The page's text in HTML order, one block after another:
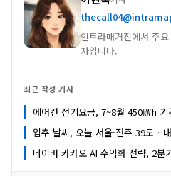
인트라매거진에서 주
자입니다.
최근 작성 기사
에어컨 전기요금, 7~8월 450㎾h 기
입추 날씨, 오늘 서울·전주 39도…
네이버 카카오 AI 수익화 전략, 2분